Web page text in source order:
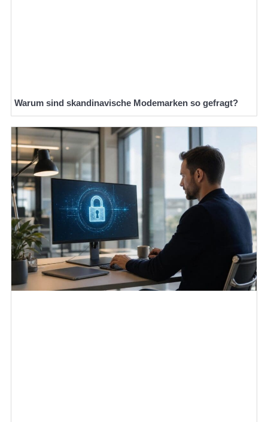
Warum sind skandinavische Modemarken so gefragt?